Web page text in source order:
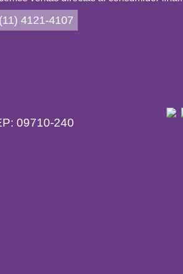
el paseo marítimo. Las hojas son simples,
armonizados y felices. Es el
cristaliza en lo físico como ictus,
4121-4107
09710-240